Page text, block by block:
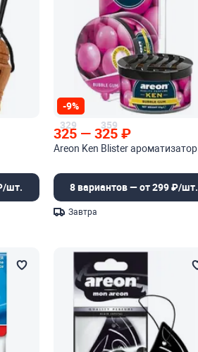
шт.
-9%
329
325 — 359
325₽
Areon Ken Blister ароматизатор
8 вариантов — от 299 ₽/шт.
Завтра